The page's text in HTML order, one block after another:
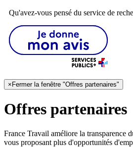
Qu'avez-vous pensé du service de
× Fermer la fenêtre "Offres partenaires"
Offres partenaires
France Travail améliore la transparence
vous proposant plus d'opportunités